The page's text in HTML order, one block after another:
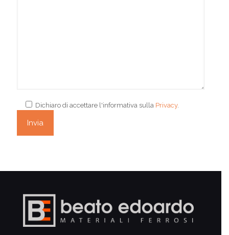
Dichiaro di accettare l'informativa sulla Privacy.